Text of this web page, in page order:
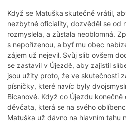
Když se Matuška skutečně vrátil,
nezbytné oficiality, dozvěděl se od
rozmyslela, a zůstala neoblomná.
s nepořízenou, a byť mu obec
zájem už nejevil. Svůj slib ovšem
se zastavil v Újezdě, aby zajistil
jsou užity proto, že ve skutečnosti
písničky, které navíc byly
Bicanové. Když do Újezdu konečně
děvčata, která se na svého
Matuška už dávno na hlavním tahu